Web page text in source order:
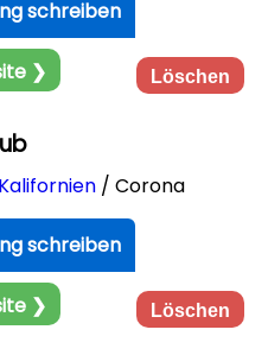
schreiben
❯ Löschen
Kalifornien / Corona
schreiben
❯ Löschen